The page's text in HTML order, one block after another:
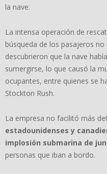
la nave.
La intensa operación de
búsqueda de los pasajeros
descubrieron que la nave
sumergirse, lo que causó la
ocupantes, entre quienes se
Stockton Rush.
La empresa no facilitó más
estadounidenses y
implosión submarina de
personas que iban a bordo.